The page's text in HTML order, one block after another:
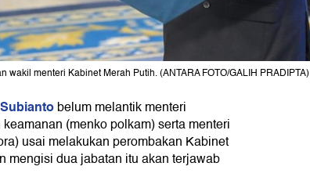
wakil menteri Kabinet Merah Putih. (ANTARA FOTO/GALIH PRADIPTA)
belum melantik menteri
(menko polkam) serta menteri
usai melakukan perombakan Kabinet
mengisi dua jabatan itu akan terjawab